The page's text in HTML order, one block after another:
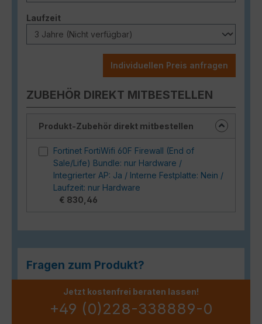
Laufzeitauswählen
Individuellen Preis anfragen
ZUBEHÖR DIREKT MITBESTELLEN
Produkt-Zubehör direkt mitbestellen
Fortinet FortiWifi 60F Firewall (End of
Sale/Life) Bundle: nur Hardware /
Integrierter AP: Ja / Interne Festplatte: Nein /
Laufzeit: nur Hardware
€ 830,46
Fragen zum Produkt?
Jetzt kostenfrei beraten lassen!
+49 (0)228-338889-0